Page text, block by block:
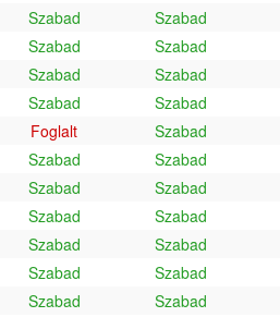
Szabad Szabad
Szabad Szabad
Szabad Szabad
Szabad Szabad
Foglalt Szabad
Szabad Szabad
Szabad Szabad
Szabad Szabad
Szabad Szabad
Szabad Szabad
Szabad Szabad